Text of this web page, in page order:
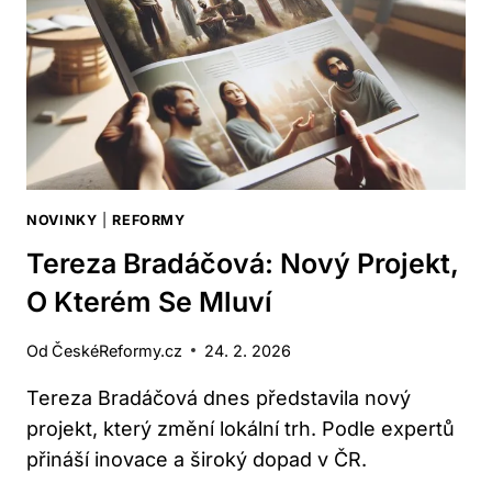
POLITICE
NOVINKY |REFORMY
Tereza Bradáčová: Nový Projekt,
O Kterém Se Mluví
Od ČeskéReformy.cz 24. 2. 2026
Tereza Bradáčová dnes představila nový
projekt, který změní lokální trh. Podle expertů
přináší inovace a široký dopad v ČR.